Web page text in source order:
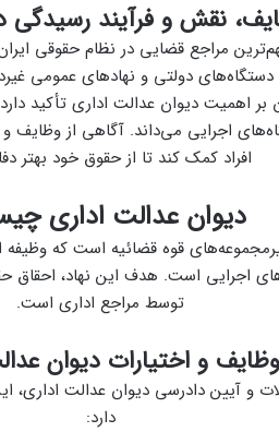
نقش و فرآیند رسیدگی
مراجع قضایی در نظام حقوقی
اهمیت دیوان عدالت اداری تأکید
اجرایی می‌داند. آگاهی از وظایف
افراد کمک کند تا از حقوق خود بهتر
دیوان عدالت اداری
قوه قضائیه است که
اجرایی است. هدف این نهاد، احقاق
توسط مراجع اداری است.
وظایف و اختیارات دیوان
قانون تشکیلات و آیین دادرسی دیوان عدالت
دارد: